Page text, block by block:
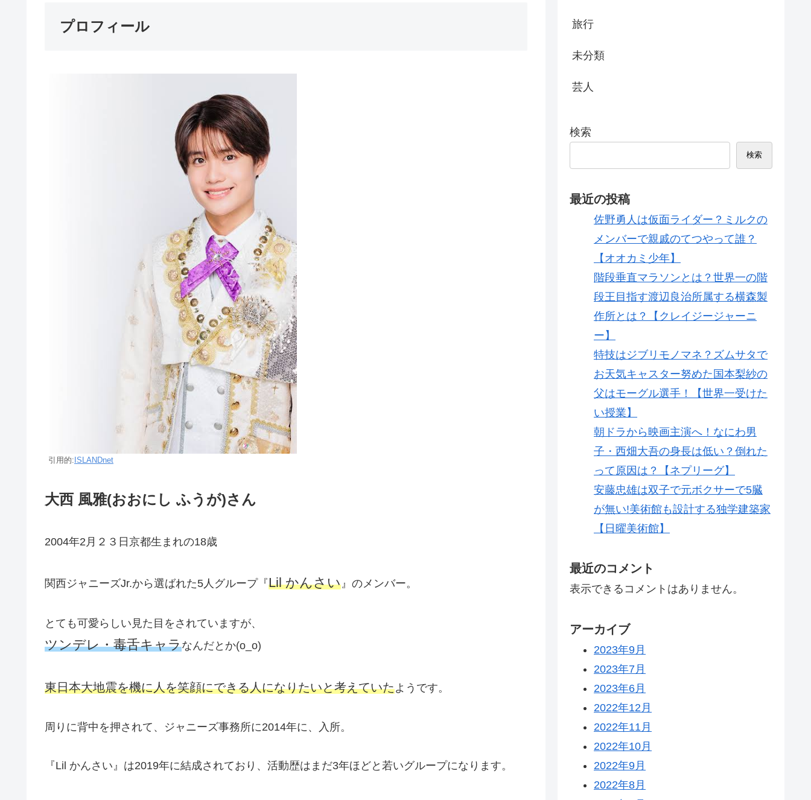
プロフィール
引用的: ISLANDnet
大西 風雅(おおにし ふうが)さん
2004年2月２３日京都生まれの18歳
関西ジャニーズJr.から選ばれた5人グループ『Lil かんさい 』のメンバー。
とても可愛らしい見た目をされていますが、
ツンデレ・毒舌キャラなんだとか(o_o)
東日本大地震を機に人を笑顔にできる人になりたいと考えていたようです。
周りに背中を押されて、ジャニーズ事務所に2014年に、入所。
『Lil かんさい』は2019年に結成されており、活動歴はまだ3年ほどと若いグループになります。
旅行
未分類
芸人
検索
検索
最近の投稿
佐野勇人は仮面ライダー？ミルクの
メンバーで親戚のてつやって誰？
【オオカミ少年】
階段垂直マラソンとは？世界一の階
段王目指す渡辺良治所属する横森製
作所とは？【クレイジージャーニ
ー】
特技はジブリモノマネ？ズムサタで
お天気キャスター努めた国本梨紗の
父はモーグル選手！【世界一受けた
い授業】
朝ドラから映画主演へ！なにわ男
子・西畑大吾の身長は低い？倒れた
って原因は？【ネプリーグ】
安藤忠雄は双子で元ボクサーで5臓
が無い!美術館も設計する独学建築家
【日曜美術館】
最近のコメント
表示できるコメントはありません。
アーカイブ
2023年9月
2023年7月
2023年6月
2022年12月
2022年11月
2022年10月
2022年9月
2022年8月